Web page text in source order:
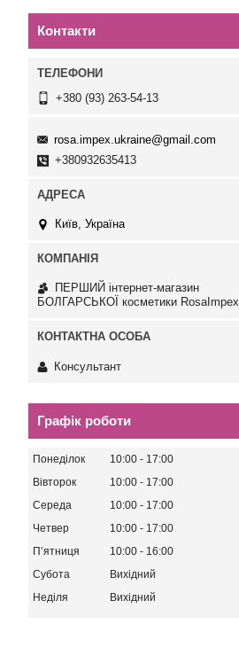
Контакти
+380 (93) 263-54-13
rosa.impex.ukraine@gmail.com
+380932635413
Київ, Україна
ПЕРШИЙ інтернет-магазин
БОЛГАРСЬКОЇ косметики RosaImpex
Консультант
Графік роботи
Понеділок 10:00
17:00
Вівторок
10:00
17:00
Середа
10:00
17:00
Четвер
10:00
17:00
Пʼятниця
10:00
16:00
Субота
Вихідний
Неділя
Вихідний